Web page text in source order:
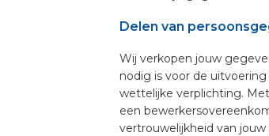
Delen van
Wij verkopen jouw
nodig is voor de
wettelijke verplichting.
een
vertrouwelijkheid van